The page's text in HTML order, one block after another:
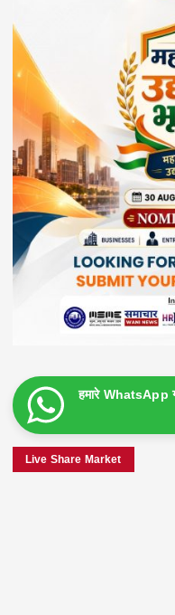
हमारे WhatsApp
Live Share Market